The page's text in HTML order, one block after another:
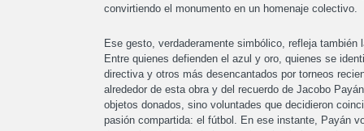
convirtiendo el monumento en un homenaje colectivo.
Ese gesto, verdaderamente simbólico, refleja
Entre quienes defienden el azul y oro, quienes se
directiva y otros más desencantados por torneos
alrededor de esta obra y del recuerdo de Jacobo
objetos donados, sino voluntades que decidieron
pasión compartida: el fútbol. En ese instante, Payán